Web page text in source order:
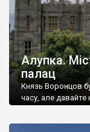
Алупка.
палац
Князь Воронцов
часу, але